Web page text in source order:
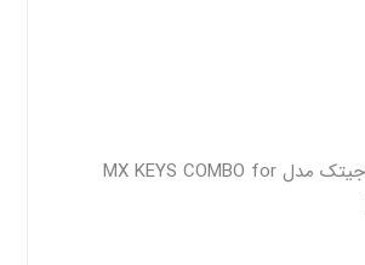
کیبورد و ماوس لاجیتک مدل MX KEYS COMBO for